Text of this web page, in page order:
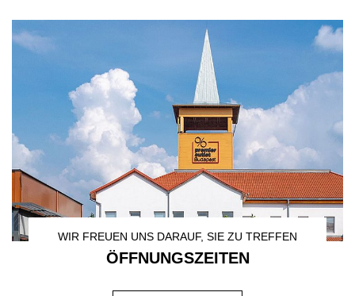
WIR FREUEN UNS DARAUF, SIE ZU TREFFEN
ÖFFNUNGSZEITEN